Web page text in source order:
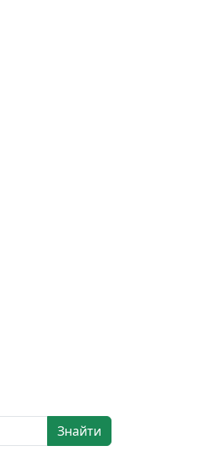
Знайти